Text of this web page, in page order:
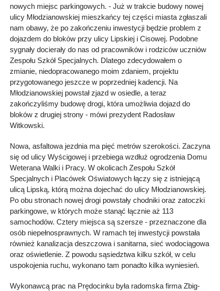
nowych miejsc parkingowych. - Już w trakcie budowy nowej
ulicy Młodzianowskiej mieszkańcy tej części miasta zgłaszali
nam obawy, że po zakończeniu inwestycji będzie problem z
dojazdem do bloków przy ulicy Lipskiej i Cisowej. Podobne
sygnały docierały do nas od pracowników i rodziców uczniów
Zespołu Szkół Specjalnych. Dlatego zdecydowałem o
zmianie, niedopracowanego moim zdaniem, projektu
przygotowanego jeszcze w poprzedniej kadencji. Na
Młodzianowskiej powstał zjazd w osiedle, a teraz
zakończyliśmy budowę drogi, która umożliwia dojazd do
bloków z drugiej strony - mówi prezydent Radosław
Witkowski.
Nowa, asfaltowa jezdnia ma pięć metrów szerokości. Zaczyna
się od ulicy Wyścigowej i przebiega wzdłuż ogrodzenia Domu
Weterana Walki i Pracy. W okolicach Zespołu Szkół
Specjalnych i Placówek Oświatowych łączy się z istniejącą
ulicą Lipską, którą można dojechać do ulicy Młodzianowskiej.
Po obu stronach nowej drogi powstały chodniki oraz zatoczki
parkingowe, w których może stanąć łącznie aż 113
samochodów. Cztery miejsca są szersze - przeznaczone dla
osób niepełnosprawnych. W ramach tej inwestycji powstała
również kanalizacja deszczowa i sanitarna, sieć wodociągowa
oraz oświetlenie. Z powodu sąsiedztwa kilku szkół, w celu
uspokojenia ruchu, wykonano tam ponadto kilka wyniesień.
Wykonawcą prac na Prędocinku była radomska firma Zbig-